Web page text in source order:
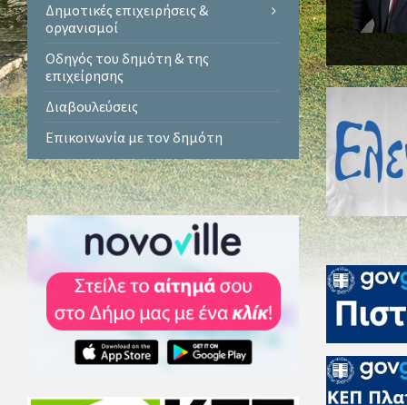
Δημοτικές επιχειρήσεις &
οργανισμοί
Οδηγός του δημότη & της
επιχείρησης
Διαβουλεύσεις
Επικοινωνία με τον δημότη